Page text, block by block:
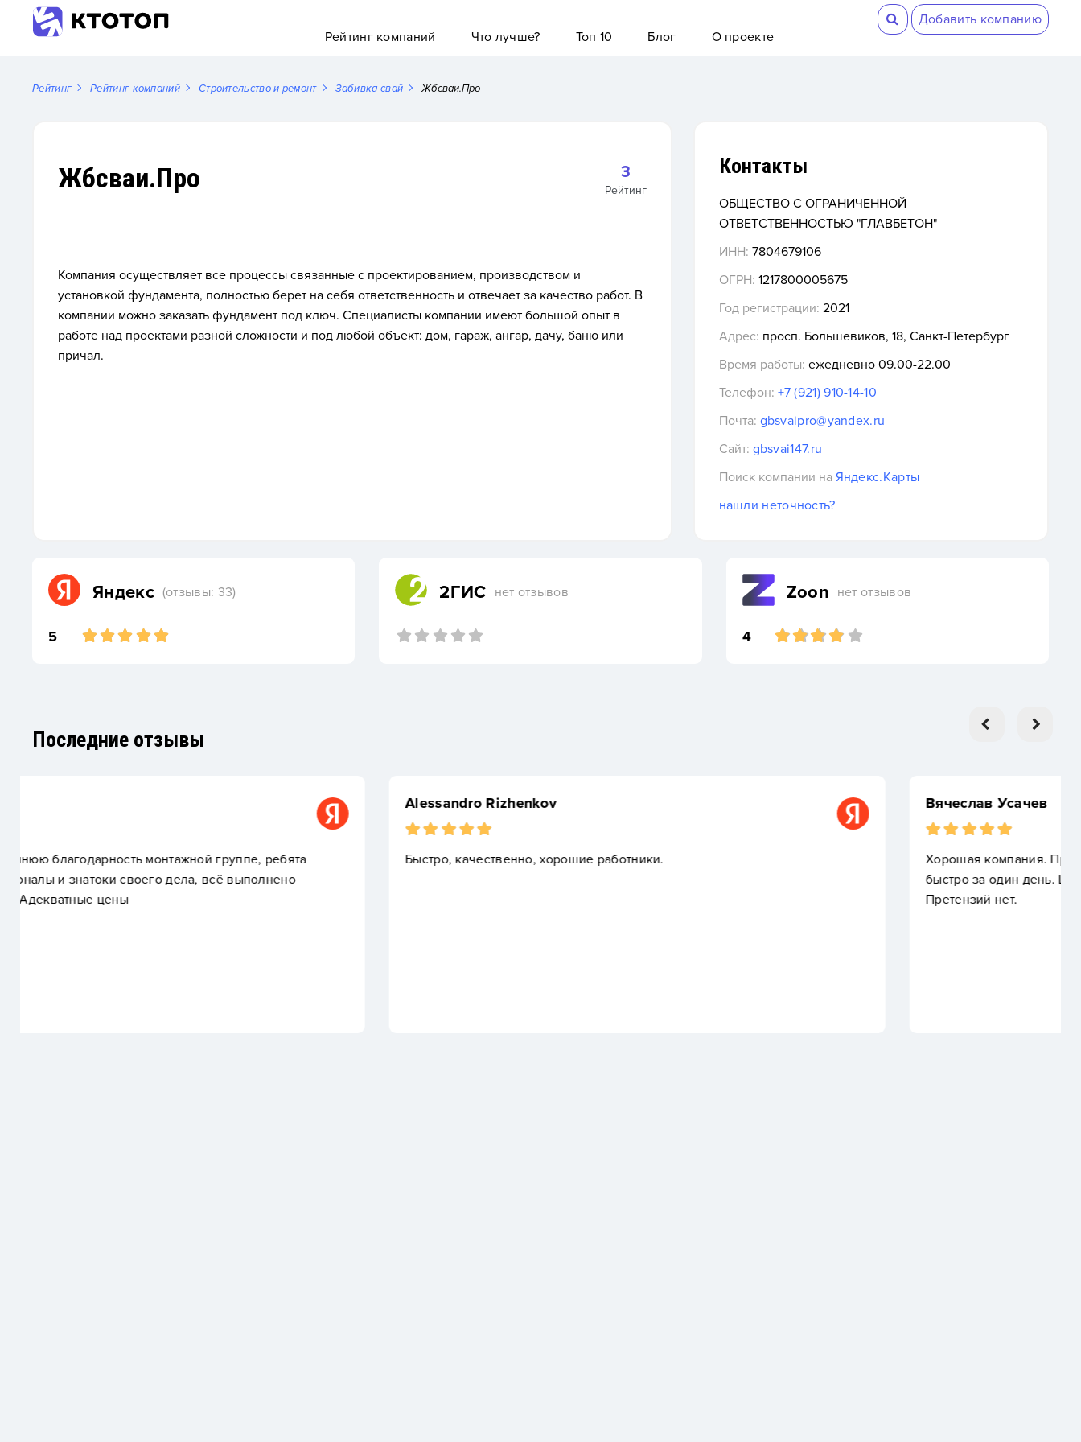
Добавить компанию
Рейтинг компаний
Что лучше? Топ 10 Блог О проекте
Рейтинг Рейтинг компаний Строительство и ремонт Забивка свай Жбсваи.Про
Жбсваи.Про 3
Рейтинг
Компания осуществляет все процессы связанные с проектированием, производством и
установкой фундамента, полностью берет на себя ответственность и отвечает за качество работ. В
компании можно заказать фундамент под ключ. Специалисты компании имеют большой опыт в
работе над проектами разной сложности и под любой объект: дом, гараж, ангар, дачу, баню или
причал.
Контакты
ОБЩЕСТВО С ОГРАНИЧЕННОЙ
ОТВЕТСТВЕННОСТЬЮ "ГЛАВБЕТОН"
ИНН: 7804679106
ОГРН: 1217800005675
Год регистрации: 2021
Адрес: просп. Большевиков, 18, Санкт-Петербург
Время работы: ежедневно 09.00-22.00
Телефон: +7 (921) 910-14-10
Почта: gbsvaipro@yandex.ru
Сайт: gbsvai147.ru
Поиск компании на Яндекс.Карты
нашли неточность?
Яндекс (отзывы: 33)
5
2ГИС нет отзывов Zoon нет отзывов
4
Последние отзывы
Быстро, качественно, хорошие работники.
Хорошая компания. Приехали оперативно, всё сделали по размерам
быстро за один день. Цена устроила, качество материалов тоже.